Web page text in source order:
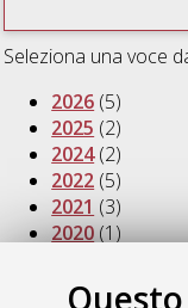
Seleziona una voce
2026 (5)
2025 (2)
2024(2)
2022 (5)
2021 (3)
2020(1)
2017